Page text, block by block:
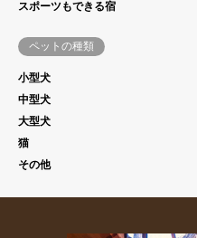
スポーツもできる宿
ペットの種類
小型犬
中型犬
大型犬
猫
その他